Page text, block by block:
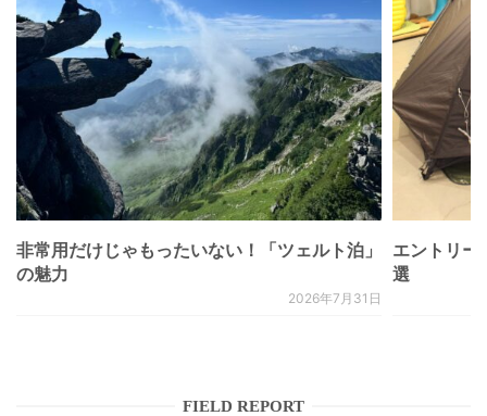
非常用だけじゃもったいない！「ツェルト泊」
の魅力
2026年7月31日
エントリー
選
FIELD REPORT